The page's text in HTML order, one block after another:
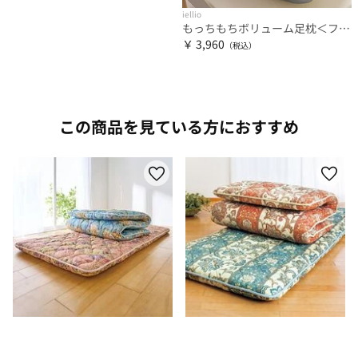
iellio
もっちもちボリューム足枕＜フットピロー・抱き枕・クッション・脚枕＞
￥ 3,960
この商品を見ている方におすすめ